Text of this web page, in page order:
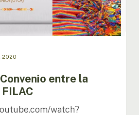
2020
entre la
watch?